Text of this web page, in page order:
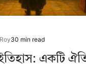
30 min read
ইতিহাস: একটি